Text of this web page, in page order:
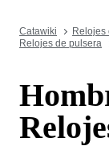
Catawiki
Relojes
Relojes de pulsera